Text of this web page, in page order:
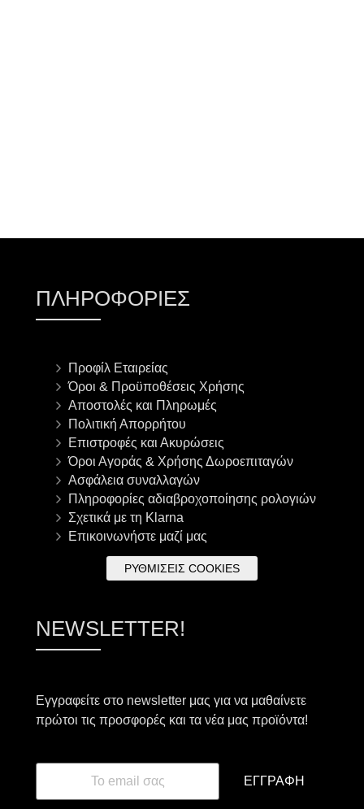
ΠΛΗΡΟΦΟΡΊΕΣ
Προφίλ Εταιρείας
Όροι & Προϋποθέσεις Χρήσης
Αποστολές και Πληρωμές
Πολιτική Απορρήτου
Επιστροφές και Ακυρώσεις
Όροι Αγοράς & Χρήσης Δωροεπιταγών
Ασφάλεια συναλλαγών
Πληροφορίες αδιαβροχοποίησης ρολογιών
Σχετικά με τη Klarna
Επικοινωνήστε μαζί μας
ΡΥΘΜΊΣΕΙΣ COOKIES
NEWSLETTER!
Εγγραφείτε στο newsletter μας για να μαθαίνετε
πρώτοι τις προσφορές και τα νέα μας προϊόντα!
ΕΓΓΡΑΦΉ